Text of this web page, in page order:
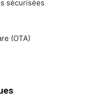
sécurisées
(OTA)